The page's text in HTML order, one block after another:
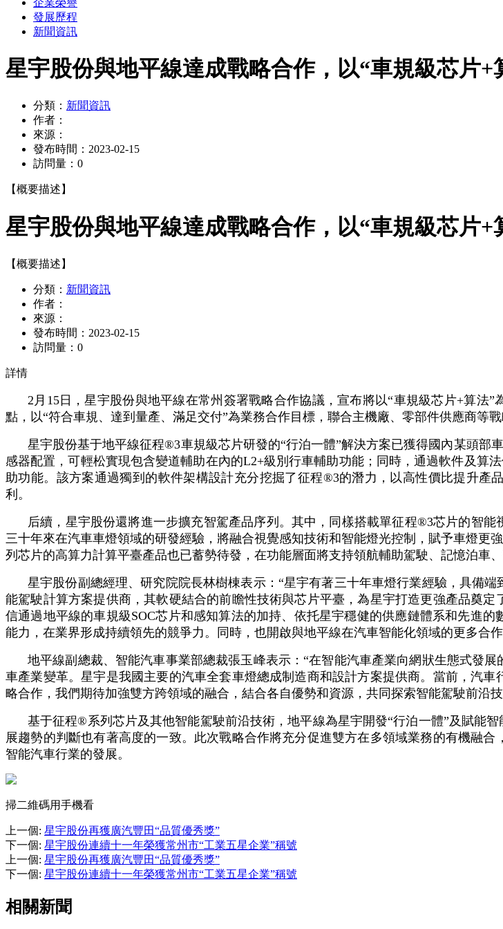
發展歷程
新聞資訊
星宇股份與地平線達成戰略合作，以“車規級芯片+
分類： 新聞資訊
作者：
來源：
發布時間： 2023-02-15
訪問量： 0
【概要描述】
星宇股份與地平線達成戰略合作，以“車規級芯片+
【概要描述】
分類： 新聞資訊
作者：
來源：
發布時間： 2023-02-15
訪問量： 0
詳情
2月15日，星宇股份與地平線在常州簽署戰略合作協議，宣布將以“車規級芯片+算法
點，以“符合車規、達到量產、滿足交付”為業務合作目標，聯合主機廠、零部件供應商等
星宇股份基于地平線征程®3車規級芯片研發的“行泊一體”解決方案已獲得國內某頭
感器配置，可輕松實現包含變道輔助在內的L2+級別行車輔助功能；同時，通過軟件及算
助功能。該方案通過獨到的軟件架構設計充分挖掘了征程®3的潛力，以高性價比提升產
利。
后續，星宇股份還將進一步擴充智駕產品序列。其中，同樣搭載單征程®3芯片的智
三十年來在汽車車燈領域的研發經驗，將融合視覺感知技術和智能燈光控制，賦予車燈
列芯片的高算力計算平臺產品也已蓄勢待發，在功能層面將支持領航輔助駕駛、記憶泊車
星宇股份副總經理、研究院院長林樹棟表示：“星宇有著三十年車燈行業經驗，具備
能駕駛計算方案提供商，其軟硬結合的前瞻性技術與芯片平臺，為星宇打造更強產品奠
信通過地平線的車規級SOC芯片和感知算法的加持、依托星宇穩健的供應鏈體系和先進
能力，在業界形成持續領先的競爭力。同時，也開啟與地平線在汽車智能化領域的更多合
地平線副總裁、智能汽車事業部總裁張玉峰表示：“在智能汽車產業向網狀生態式發
車產業變革。星宇是我國主要的汽車全套車燈總成制造商和設計方案提供商。當前，汽
略合作，我們期待加強雙方跨領域的融合，結合各自優勢和資源，共同探索智能駕駛前沿
基于征程®系列芯片及其他智能駕駛前沿技術，地平線為星宇開發“行泊一體”及賦能
展趨勢的判斷也有著高度的一致。此次戰略合作將充分促進雙方在多領域業務的有機融
智能汽車行業的發展。
掃二維碼用手機看
上一個: 星宇股份再獲廣汽豐田“品質優秀獎”
下一個: 星宇股份連續十一年榮獲常州市“工業五星企業”稱號
上一個: 星宇股份再獲廣汽豐田“品質優秀獎”
下一個: 星宇股份連續十一年榮獲常州市“工業五星企業”稱號
相關新聞